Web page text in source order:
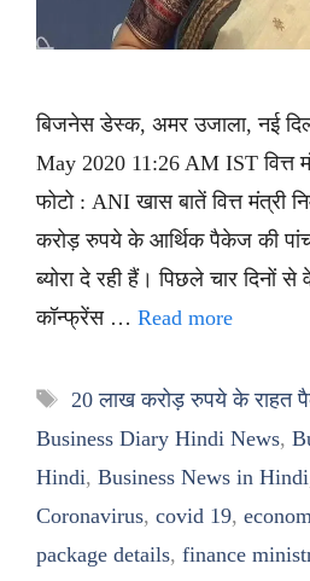
बिजनेस डेस्क, अमर उजाला, नई
May 2020 11:26 AM IST वित्त
फोटो : ANI खास बातें वित्त मंत्री
करोड़ रुपये के आर्थिक पैकेज की
ब्योरा दे रही हैं। पिछले चार दिनों
कॉन्फ्रेंस … Read more
Tags
20 लाख करोड़ रुपये के राहत
Business Diary Hindi News,
Hindi, Business News in Hindi
Coronavirus, covid 19,
package details, finance